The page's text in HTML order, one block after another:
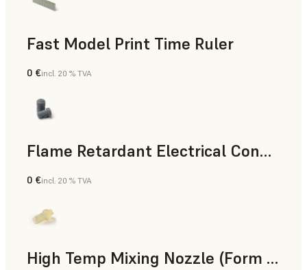
Fast Model Print Time Ruler
Résine standard
0 €incl. 20 % TVA
Flame Retardant Electrical Connector (Form 4)
Ingénierie
0 €incl. 20 % TVA
High Temp Mixing Nozzle (Form 4)